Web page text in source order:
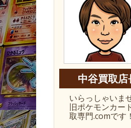
中谷買取店
いらっしゃいま
旧ポケモンカー
取専門.comです